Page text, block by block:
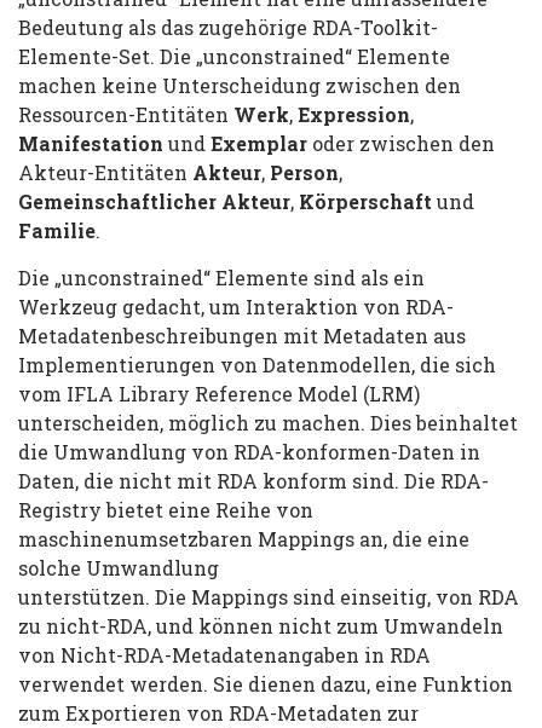
Bedeutung als das zugehörige RDA-Toolkit-
Elemente-Set. Die „unconstrained“ Elemente
machen keine Unterscheidung zwischen den
Ressourcen-Entitäten Werk,Expression,
Manifestation und Exemplar oder zwischen den
Akteur-Entitäten Akteur, Person,
Gemeinschaftlicher Akteur, Körperschaft und
Familie.
Die „unconstrained“ Elemente sind als ein
Werkzeug gedacht, um Interaktion von RDA-
Metadatenbeschreibungen mit Metadaten aus
Implementierungen von Datenmodellen, die sich
vom IFLA Library Reference Model (LRM)
unterscheiden, möglich zu machen. Dies beinhaltet
die Umwandlung von RDA-konformen-Daten in
Daten, die nicht mit RDA konform sind. Die RDA-
Registry bietet eine Reihe von
maschinenumsetzbaren Mappings an, die eine
solche Umwandlung
unterstützen. Die Mappings sind einseitig, von RDA
zu nicht-RDA, und können nicht zum Umwandeln
von Nicht-RDA-Metadatenangaben in RDA
verwendet werden. Sie dienen dazu, eine Funktion
zum Exportieren von RDA-Metadaten zur